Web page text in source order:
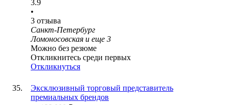
3.9
•
3 отзыва
Санкт-Петербург
Ломоносовская и еще 3
Можно без резюме
Откликнитесь среди первых
Откликнуться
Эксклюзивный торговый представитель
премиальных брендов